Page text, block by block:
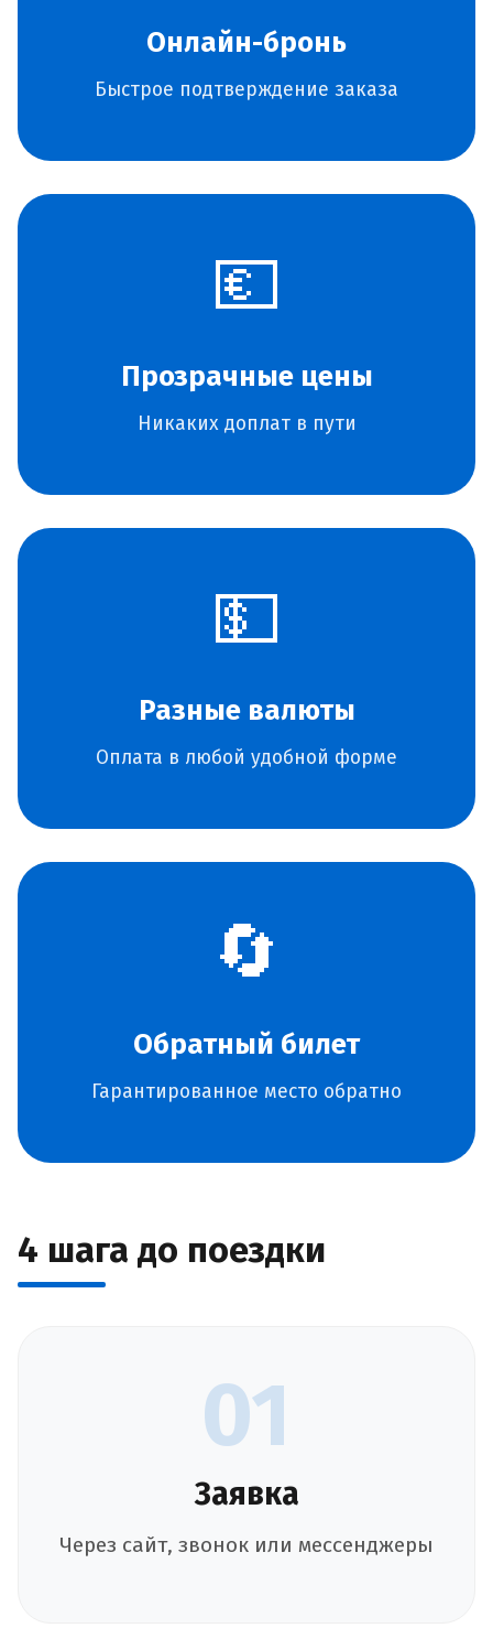
Онлайн-бронь
Быстрое подтверждение заказа
💶
Прозрачные цены
Никаких доплат в пути
💵
Разные валюты
Оплата в любой удобной форме
🔄
Обратный билет
Гарантированное место обратно
4 шага до поездки
01
Заявка
Через сайт, звонок или мессенджеры